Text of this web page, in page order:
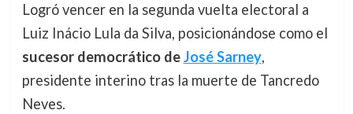
Logró vencer en la segunda vuelta electoral a
Luiz Inácio Lula da Silva, posicionándose como el
sucesor democrático deJosé Sarney,
presidente interino tras la muerte de Tancredo
Neves.